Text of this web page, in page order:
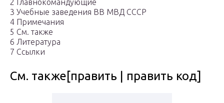
2 Главнокомандующие
3 Учебные заведения ВВ МВД СССР
4 Примечания
5 См. также
6 Литература
7 Ссылки
См. также[править | править код]